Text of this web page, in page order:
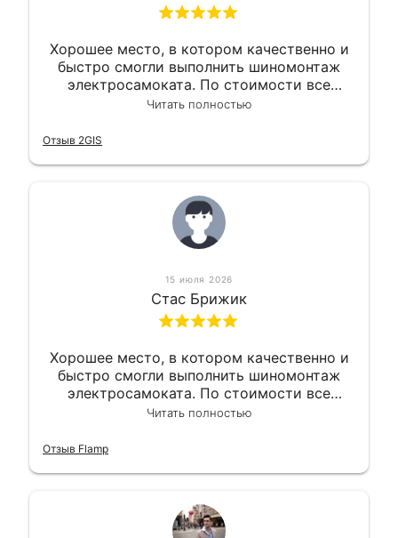
Хорошее место, в котором качественно и
быстро смогли выполнить шиномонтаж
электросамоката. По стоимости все
вышло вообще приемлемо хочу сказать.
Читать полностью
Отзыв 2GIS
15 июля 2026
Стас Брижик
Хорошее место, в котором качественно и
быстро смогли выполнить шиномонтаж
электросамоката. По стоимости все
вышло вообще приемлемо хочу сказать.
Читать полностью
Отзыв Flamp